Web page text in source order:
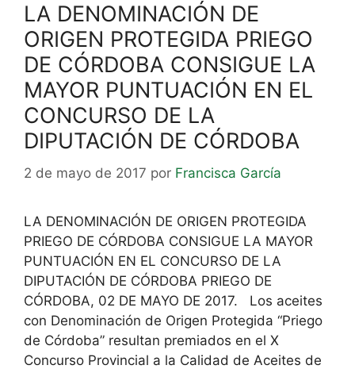
LA DENOMINACIÓN DE
ORIGEN PROTEGIDA PRIEGO
DE CÓRDOBA CONSIGUE LA
MAYOR PUNTUACIÓN EN EL
CONCURSO DE LA
DIPUTACIÓN DE CÓRDOBA
2 de mayo de 2017 por Francisca García
LA DENOMINACIÓN DE ORIGEN PROTEGIDA
PRIEGO DE CÓRDOBA CONSIGUE LA MAYOR
PUNTUACIÓN EN EL CONCURSO DE LA
DIPUTACIÓN DE CÓRDOBA PRIEGO DE
CÓRDOBA, 02 DE MAYO DE 2017. Los aceites
con Denominación de Origen Protegida “Priego
de Córdoba” resultan premiados en el X
Concurso Provincial a la Calidad de Aceites de